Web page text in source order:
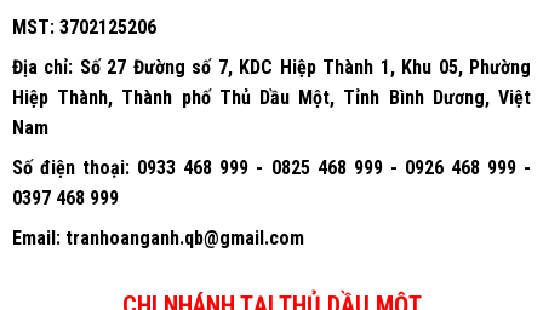
MST:3702125206
Địa chỉ: Số 27 Đường số 7, KDC Hiệp Thành 1, Khu 05, Phường
Hiệp Thành, Thành phố Thủ Dầu Một, Tỉnh Bình Dương, Việt
Nam
Số điện thoại: 0933 468 999 - 0825 468 999 - 0926 468 999 -
0397 468 999
Email:tranhoanganh.qb@gmail.com